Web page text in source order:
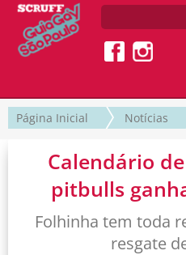
Página Inicial Notícias
Calendário
pitbulls
Folhinha tem toda
resgate